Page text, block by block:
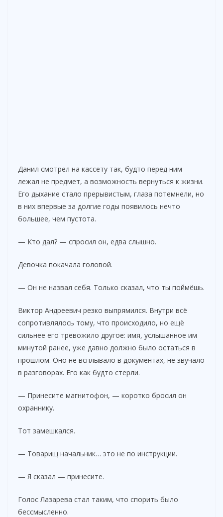
Данил смотрел на кассету так, будто перед ним
лежал не предмет, а возможность вернуться к жизни.
Его дыхание стало прерывистым, глаза потемнели, но
в них впервые за долгие годы появилось нечто
большее, чем пустота.
— Кто дал? — спросил он, едва слышно.
Девочка покачала головой.
— Он не назвал себя. Только сказал, что ты поймёшь.
Виктор Андреевич резко выпрямился. Внутри всё
сопротивлялось тому, что происходило, но ещё
сильнее его тревожило другое: имя, услышанное им
минутой ранее, уже давно должно было остаться в
прошлом. Оно не всплывало в документах, не звучало
в разговорах. Его как будто стерли.
— Принесите магнитофон, — коротко бросил он
охраннику.
Тот замешкался.
— Товарищ начальник… это не по инструкции.
— Я сказал — принесите.
Голос Лазарева стал таким, что спорить было
бессмысленно.